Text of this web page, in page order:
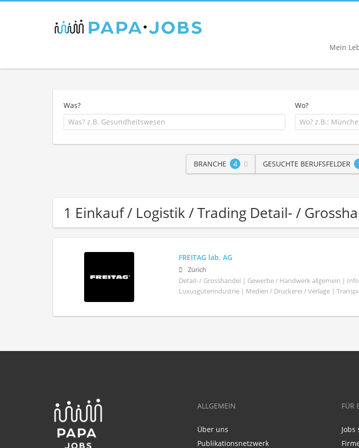
Mein
Was? Wo?
BRANCHE 4 GESUCHTE BERUFSFELDER
1 Einkauf / Logistik / Trading Detail- /
FREITAG lab. AG
Zürich
Detail- / Grosshandel | Gewerbe / Handwerk allgemein |
Luxusgüterindustrie | Medien / Druckerei / Verlage |
ALLGEMEIN
Über uns
Publikationsnetzwerk
FÜR
Jobs